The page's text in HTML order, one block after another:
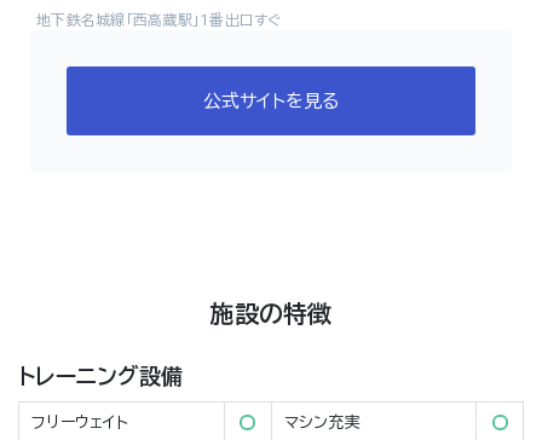
地下鉄名城線「西高蔵駅」1番出口すぐ
公式サイトを見る
施設の特徴
トレーニング設備
フリーウェイト マシン充実